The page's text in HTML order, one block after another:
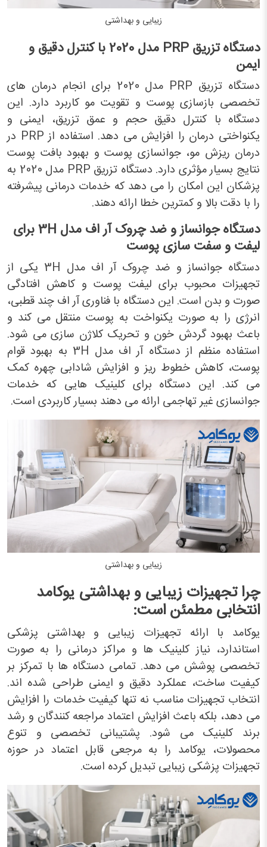
زیبایی و بهداشتی
دستگاه تزریق PRP
مدل 2020 با کنترل دقیق و
ایمن
دستگاه تزریق PRP مدل 2020 برای انجام درمان های
تخصصی بازسازی پوست و تقویت مو کاربرد دارد. این
دستگاه با کنترل دقیق حجم و عمق تزریق، ایمنی و
یکنواختی درمان را افزایش می دهد. استفاده از PRP در
درمان ریزش مو، جوانسازی پوست و بهبود بافت پوست
نتایج بسیار مؤثری دارد. دستگاه تزریق PRP مدل 2020 به
پزشکان این امکان را می دهد که خدمات درمانی پیشرفته
را با دقت بالا و کمترین خطا ارائه دهند.
دستگاه جوانساز و ضد چروک آر اف مدل 3 H
برای
لیفت و سفت سازی پوست
دستگاه جوانساز و ضد چروک آر اف مدل 3H یکی از
تجهیزات محبوب برای لیفت پوست و کاهش افتادگی
صورت و بدن است. این دستگاه با فناوری آر اف چند قطبی،
انرژی را به صورت یکنواخت به پوست منتقل می کند و
باعث بهبود گردش خون و تحریک کلاژن سازی می شود.
استفاده منظم از دستگاه آر اف مدل 3H به بهبود قوام
پوست، کاهش خطوط ریز و افزایش شادابی چهره کمک
می کند. این دستگاه برای کلینیک هایی که خدمات
جوانسازی غیر تهاجمی ارائه می دهند بسیار کاربردی است.
زیبایی و بهداشتی
چرا تجهیزات زیبایی و بهداشتی یوکامد
انتخابی مطمئن است:
یوکامد با ارائه تجهیزات زیبایی و بهداشتی پزشکی
استاندارد، نیاز کلینیک ها و مراکز درمانی را به صورت
تخصصی پوشش می دهد. تمامی دستگاه ها با تمرکز بر
کیفیت ساخت، عملکرد دقیق و ایمنی طراحی شده اند.
انتخاب تجهیزات مناسب نه تنها کیفیت خدمات را افزایش
می دهد، بلکه باعث افزایش اعتماد مراجعه کنندگان و رشد
برند کلینیک می شود. پشتیبانی تخصصی و تنوع
محصولات، یوکامد را به مرجعی قابل اعتماد در حوزه
تجهیزات پزشکی زیبایی تبدیل کرده است.